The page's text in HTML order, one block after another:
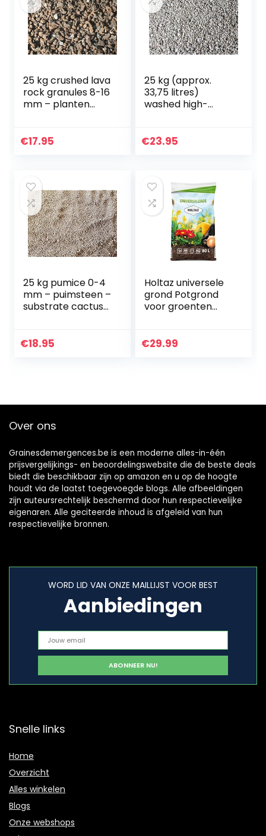
25 kg crushed lava
rock granules 8-16
mm – planten
€17.95
25 kg (approx.
33,75 litres)
washed high-
substrate cactus
€23.95
25 kg pumice 0-4
mm – puimsteen –
substrate cactus
€18.95
Holtaz universele
grond Potgrond
voor groenten
Tuingrond met
€29.99
Over ons
Grainesdemergences.be is een moderne alles-in-één
prijsvergelijkings- en beoordelingswebsite die de beste deals
biedt die beschikbaar zijn op amazon en u op de hoogte
houdt via de laatst toegevoegde blogs. Alle afbeeldingen
zijn auteursrechtelijk beschermd door hun respectievelijke
eigenaren. Alle geciteerde inhoud is afgeleid van hun
respectievelijke bronnen.
WORD LID VAN ONZE MAILLIJST VOOR BEST
Aanbiedingen
Snelle links
Home
Overzicht
Alles winkelen
Blogs
Onze webshops